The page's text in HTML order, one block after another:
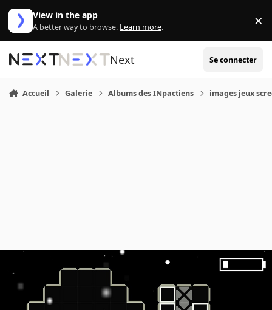
Aller au contenu
View in the app
A better way to browse. Learn more. ×
Next Se connecter
Accueil Galerie Albums des INpactiens images jeux